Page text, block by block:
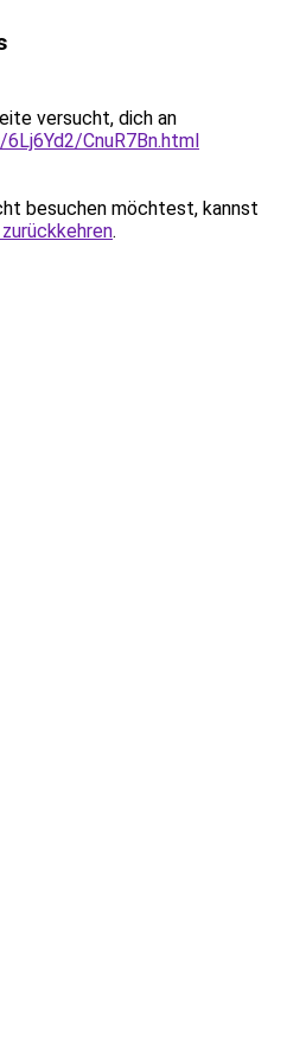
versucht, dich an
CnuR7Bn.html
besuchen möchtest, kannst
.